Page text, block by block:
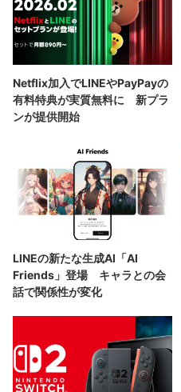
Netflix加入でLINEやPayPayの
有料特典が実質無料に 新プラ
ンが提供開始
LINEの新たな生成AI「AI
Friends」登場 キャラとの会
話で関係性が変化